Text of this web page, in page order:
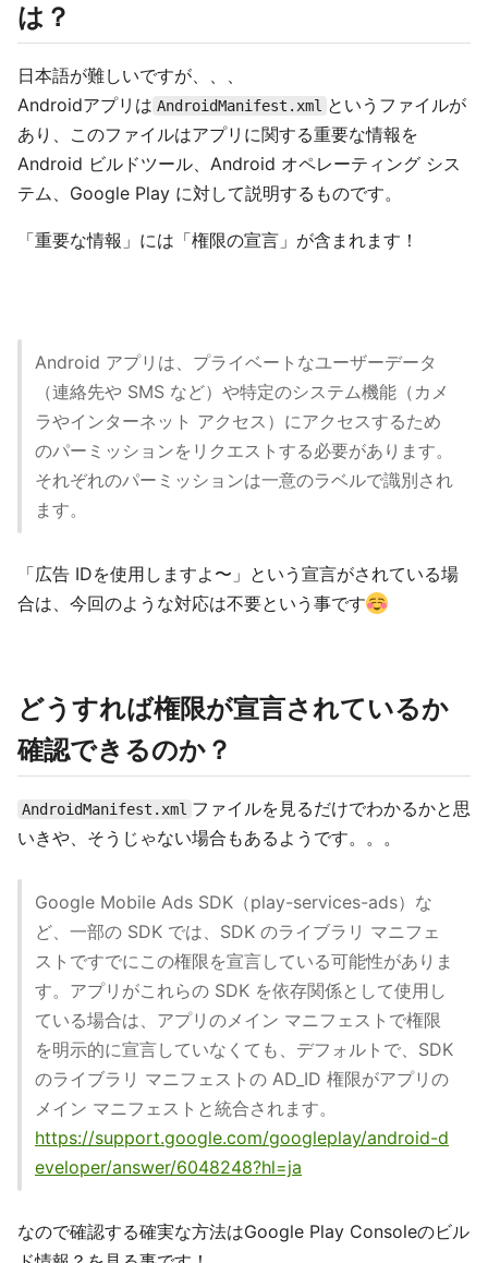
は？
日本語が難しいですが、、、
Androidアプリは AndroidManifest.xml というファイルが
あり、このファイルはアプリに関する重要な情報を
Android ビルドツール、Android オペレーティング シス
テム、Google Play に対して説明するものです。
「重要な情報」には「権限の宣言」が含まれます！
Android アプリは、プライベートなユーザーデータ
（連絡先や SMS など）や特定のシステム機能（カメ
ラやインターネット アクセス）にアクセスするため
のパーミッションをリクエストする必要があります。
それぞれのパーミッションは一意のラベルで識別され
ます。
「広告 IDを使用しますよ〜」という宣言がされている場
合は、今回のような対応は不要という事です
どうすれば権限が宣言されているか
確認できるのか？
AndroidManifest.xml ファイルを見るだけでわかるかと思
いきや、そうじゃない場合もあるようです。。。
Google Mobile Ads SDK（play-services-ads）な
ど、一部の SDK では、SDK のライブラリ マニフェ
ストですでにこの権限を宣言している可能性がありま
す。アプリがこれらの SDK を依存関係として使用し
ている場合は、アプリのメイン マニフェストで権限
を明示的に宣言していなくても、デフォルトで、SDK
のライブラリ マニフェストの AD_ID 権限がアプリの
メイン マニフェストと統合されます。
https://support.google.com/googleplay/android-d
eveloper/answer/6048248?hl=ja
なので確認する確実な方法はGoogle Play Consoleのビル